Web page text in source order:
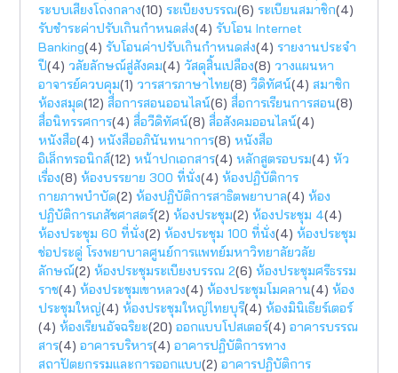
ระบบเสียงโถงกลาง(10) ระเบียงบรรณ(6) ระเบียนสมาชิก(4)
รับชำระค่าปรับเกินกำหนดส่ง(4) รับโอน Internet
Banking(4) รับโอนค่าปรับเกินกำหนดส่ง(4) รายงานประจำ
ปี(4) วลัยลักษณ์สู่สังคม(4) วัสดุสิ้นเปลือง(8) วางแผนหา
อาจารย์ควบคุม(1) วารสารภาษาไทย(8) วีดิทัศน์(4) สมาชิก
ห้องสมุด(12) สื่อการสอนออนไลน์(6) สื่อการเรียนการสอน(8)
สื่อนิทรรศการ(4) สื่อวีดิทัศน์(8) สื่อสังคมออนไลน์(4)
หนังสือ(4) หนังสืออภินันทนาการ(8) หนังสือ
อิเล็กทรอนิกส์(12) หน้าปกเอกสาร(4) หลักสูตรอบรม(4) หัว
เรื่อง(8) ห้องบรรยาย 300 ที่นั่ง(4) ห้องปฏิบัติการ
กายภาพบำบัด(2) ห้องปฏิบัติการสาธิตพยาบาล(4) ห้อง
ปฏิบัติการเภสัชศาสตร์(2) ห้องประชุม(2) ห้องประชุม 4(4)
ห้องประชุม 60 ที่นั่ง(2) ห้องประชุม 100 ที่นั่ง(4) ห้องประชุม
ช่อประดู่ โรงพยาบาลศูนย์การแพทย์มหาวิทยาลัยวลัย
ลักษณ์(2) ห้องประชุมระเบียงบรรณ 2(6) ห้องประชุมศรีธรรม
ราช(4) ห้องประชุมเขาหลวง(4) ห้องประชุมโมคลาน(4) ห้อง
ประชุมใหญ่(4) ห้องประชุมใหญ่ไทยบุรี(4) ห้องมินิเธียร์เตอร์
(4) ห้องเรียนอัจฉริยะ(20) ออกแบบโปสเตอร์(4) อาคารบรรณ
สาร(4) อาคารบริหาร(4) อาคารปฏิบัติการทาง
สถาปัตยกรรมเเละการออกแบบ(2) อาคารปฏิบัติการ